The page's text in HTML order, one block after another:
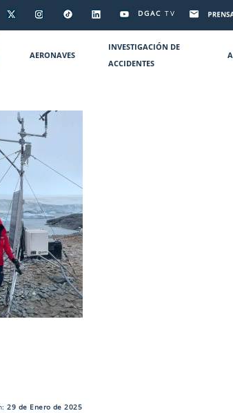
DGAC TV
AERONAVES
INVESTIGACIÓN DE
ACCIDENTES
29 de Enero de 2025